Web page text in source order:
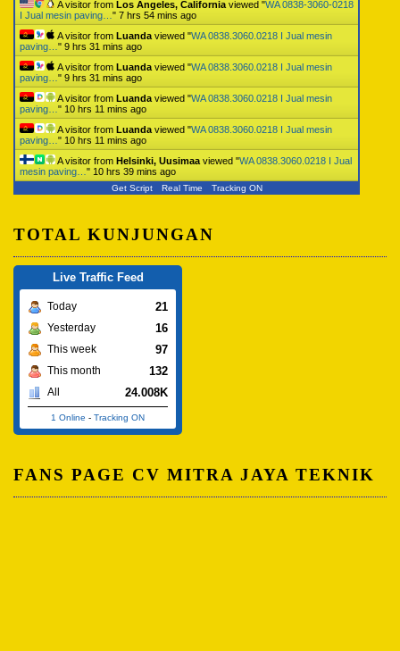
A visitor from Los Angeles, California viewed "WA 0838-3060-0218
I Jual mesin paving… " 7 hrs 54 mins ago
A visitor from Luanda viewed "WA 0838.3060.0218 I Jual mesin
paving… " 9 hrs 31 mins ago
A visitor from Luanda viewed "WA 0838.3060.0218 I Jual mesin
paving… " 9 hrs 31 mins ago
A visitor from Luanda viewed "WA 0838.3060.0218 I Jual mesin
paving… " 10 hrs 11 mins ago
A visitor from Luanda viewed "WA 0838.3060.0218 I Jual mesin
paving… " 10 hrs 11 mins ago
A visitor from Helsinki, Uusimaa viewed "WA 0838.3060.0218 I Jual
mesin paving… " 10 hrs 39 mins ago
Get Script Real Time Tracking ON
TOTAL KUNJUNGAN
Live Traffic Feed
Today 21
Yesterday 16
This week 97
This month 132
All 24.008K
1 Online - Tracking ON
FANS PAGE CV MITRA JAYA TEKNIK